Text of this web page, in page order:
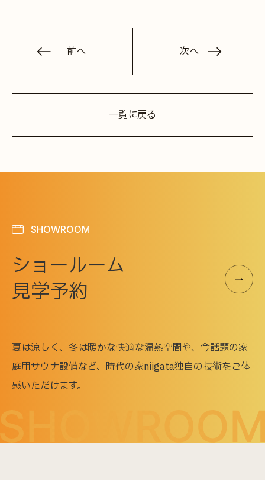
前へ 次へ
一覧に戻る
SHOWROOM
ショールーム
見学予約
夏は涼しく、冬は暖かな快適な温熱空間や、今話題の家
庭用サウナ設備など、 時代の家niigata独自の技術をご体
感いただけます。